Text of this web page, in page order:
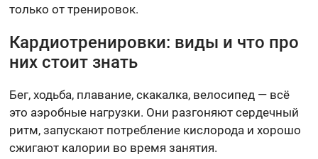
только от тренировок.
Кардиотренировки: виды и что про
них стоит знать
Бег, ходьба, плавание, скакалка, велосипед — всё
это аэробные нагрузки. Они разгоняют сердечный
ритм, запускают потребление кислорода и хорошо
сжигают калории во время занятия.